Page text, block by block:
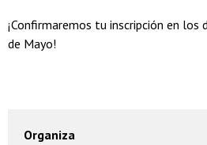
¡Confirmaremos tu inscripción en los
de Mayo!
Organiza